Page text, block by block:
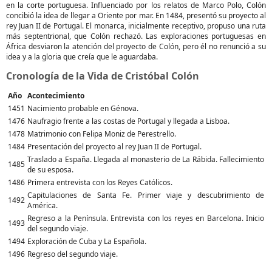
en la corte portuguesa. Influenciado por los relatos de Marco Polo, Colón
concibió la idea de llegar a Oriente por mar. En 1484, presentó su proyecto al
rey Juan II de Portugal. El monarca, inicialmente receptivo, propuso una ruta
más septentrional, que Colón rechazó. Las exploraciones portuguesas en
África desviaron la atención del proyecto de Colón, pero él no renunció a su
idea y a la gloria que creía que le aguardaba.
Cronología de la Vida de Cristóbal Colón
Año Acontecimiento
1451 Nacimiento probable en Génova.
1476 Naufragio frente a las costas de Portugal y llegada a Lisboa.
1478 Matrimonio con Felipa Moniz de Perestrello.
1484 Presentación del proyecto al rey Juan II de Portugal.
1485 Traslado a España. Llegada al monasterio de La Rábida. Fallecimiento
de su esposa.
1486 Primera entrevista con los Reyes Católicos.
1492 Capitulaciones de Santa Fe. Primer viaje y descubrimiento de
América.
1493 Regreso a la Península. Entrevista con los reyes en Barcelona. Inicio
del segundo viaje.
1494 Exploración de Cuba y La Española.
1496 Regreso del segundo viaje.